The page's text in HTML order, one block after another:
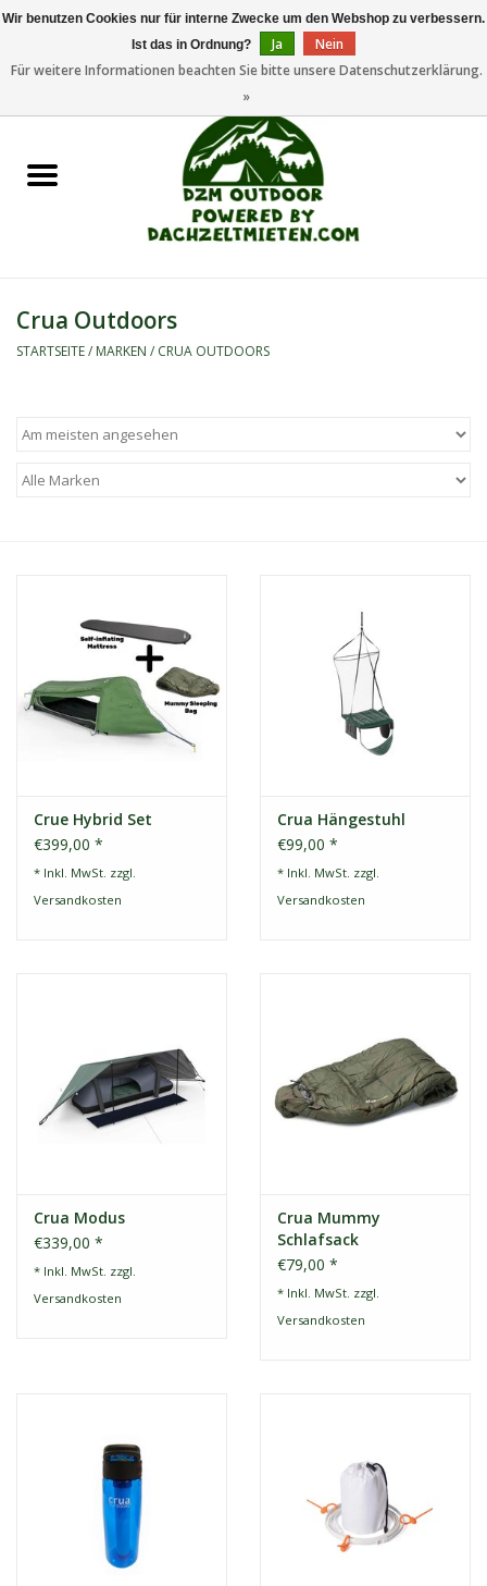
Dachzeltanhänger
Camping/Outdoor
Marken
Crua Outdoors
STARTSEITE/ MARKEN / CRUA OUTDOORS
Crue Hybrid Set
€399,00 *
* Inkl. MwSt. zzgl.
Versandkosten
Crua Hängestuhl
€99,00 *
* Inkl. MwSt. zzgl.
Versandkosten
Crua Modus
€339,00 *
* Inkl. MwSt. zzgl.
Versandkosten
Crua Mummy
Schlafsack
€79,00 *
* Inkl. MwSt. zzgl.
Versandkosten
Wir benutzen Cookies nur für interne Zwecke um den Webshop zu verbessern.
Ist das in Ordnung?
Ja
Nein
Für weitere Informationen beachten Sie bitte unsere Datenschutzerklärung.
»